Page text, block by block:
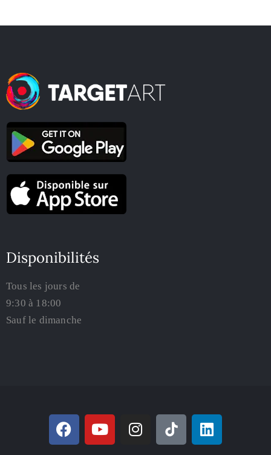
Disponibilités
Tous les jours de
9:30 à 18:00
Sauf le dimanche